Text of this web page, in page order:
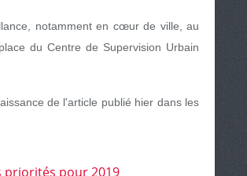
notamment en cœur de ville, au
du Centre de Supervision Urbain
de l'article publié hier dans les